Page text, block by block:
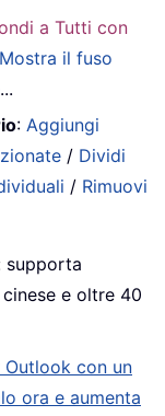
a Tutti con
il fuso
...
:Aggiungi
/ Dividi
/ Rimuovi
supporta
e oltre 40
Outlook con un
ora e aumenta